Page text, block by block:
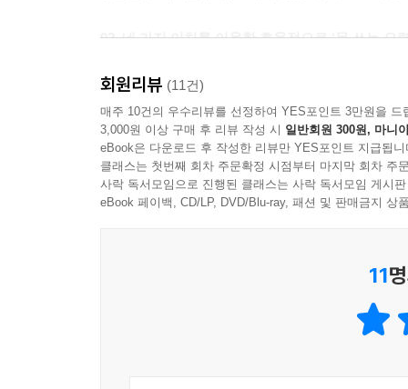
02_네 가지 이치를 이용한 효율적으로 ‘몸 쓰는 요
그렇다면 ‘피곤해지지 않는’ 구체적인 방법은 무
실을 매단 마리오네트처럼 머리 위쪽에서 봤을
봤을 때 몸의 면적을 가능한 적게 만드는 것이 포
끌어내는 파이팅 포즈. 손이나 발, 어깨, 손목 등
있습니다. 특히 집안일 할 때 아주 유용한 자세입니
년간 한 가지 일에 종사하는 베테랑 장인이나 요
회원리뷰 (11건)
매주 10건의 우수리뷰를 선정하여 YES포인트 3만원을 드
3,000원 이상 구매 후 리뷰 작성 시 일반회원 300원, 마니
eBook은 다운로드 후 작성한 리뷰만 YES포인트 지급됩니
클래스는 첫번째 회차 주문확정 시점부터 마지막 회차 주
사락 독서모임으로 진행된 클래스는 사락 독서모임 게시
eBook 페이백, CD/LP, DVD/Blu-ray, 패션 및 판매금지 상
11